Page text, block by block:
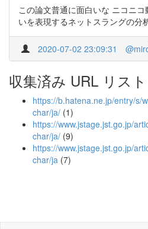
この論文普通に面白いな ニコニ
いを表現するネットスラングの分
2020-07-02 23:09:31
収集済み URL リスト
https://b.hatena.ne.jp/entry/s/
char/ja/ (1)
https://www.jstage.jst.go.jp/
char/ja/ (9)
https://www.jstage.jst.go.jp/
char/ja (7)